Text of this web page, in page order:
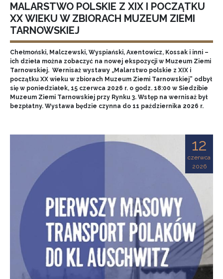
MALARSTWO POLSKIE Z XIX I POCZĄTKU
XX WIEKU W ZBIORACH MUZEUM ZIEMI
TARNOWSKIEJ
Chełmoński, Malczewski, Wyspiański, Axentowicz, Kossak i inni –
ich dzieła można zobaczyć na nowej ekspozycji w Muzeum Ziemi
Tarnowskiej. Wernisaż wystawy „Malarstwo polskie z XIX i
początku XX wieku w zbiorach Muzeum Ziemi Tarnowskiej” odbył
się w poniedziałek, 15 czerwca 2026 r. o godz. 18:00 w Siedzibie
Muzeum Ziemi Tarnowskiej przy Rynku 3. Wstęp na wernisaż był
bezpłatny. Wystawa będzie czynna do 11 października 2026 r.
12
czerwca
2026